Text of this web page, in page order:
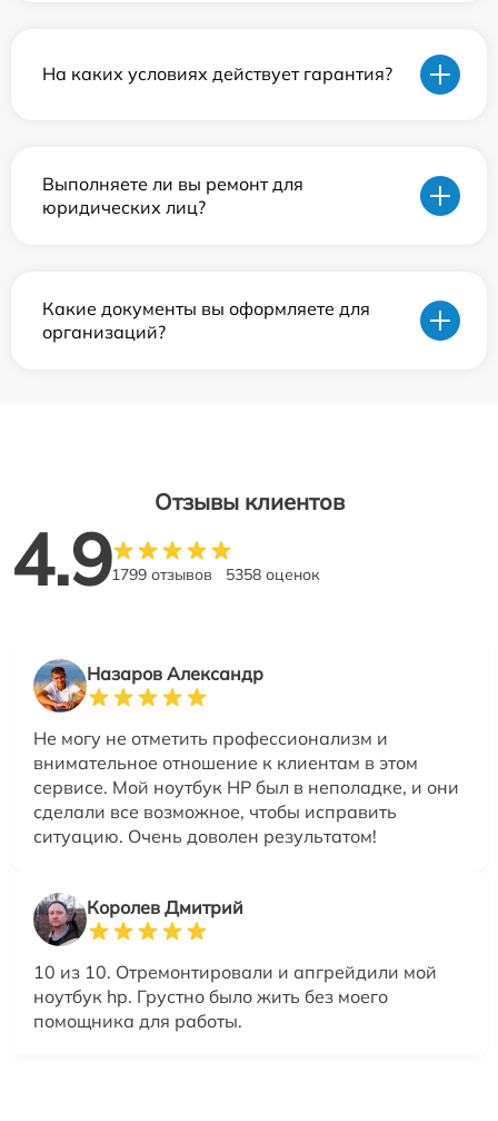
На каких условиях действует гарантия?
Выполняете ли вы ремонт для
юридических лиц?
Какие документы вы оформляете для
организаций?
Отзывы клиентов
4.91799 отзывов 5358 оценок
Назаров Александр
Не могу не отметить профессионализм и
внимательное отношение к клиентам в этом
сервисе. Мой ноутбук HP был в неполадке, и они
сделали все возможное, чтобы исправить
ситуацию. Очень доволен результатом!
Королев Дмитрий
10 из 10. Отремонтировали и апгрейдили мой
ноутбук hp. Грустно было жить без моего
помощника для работы.